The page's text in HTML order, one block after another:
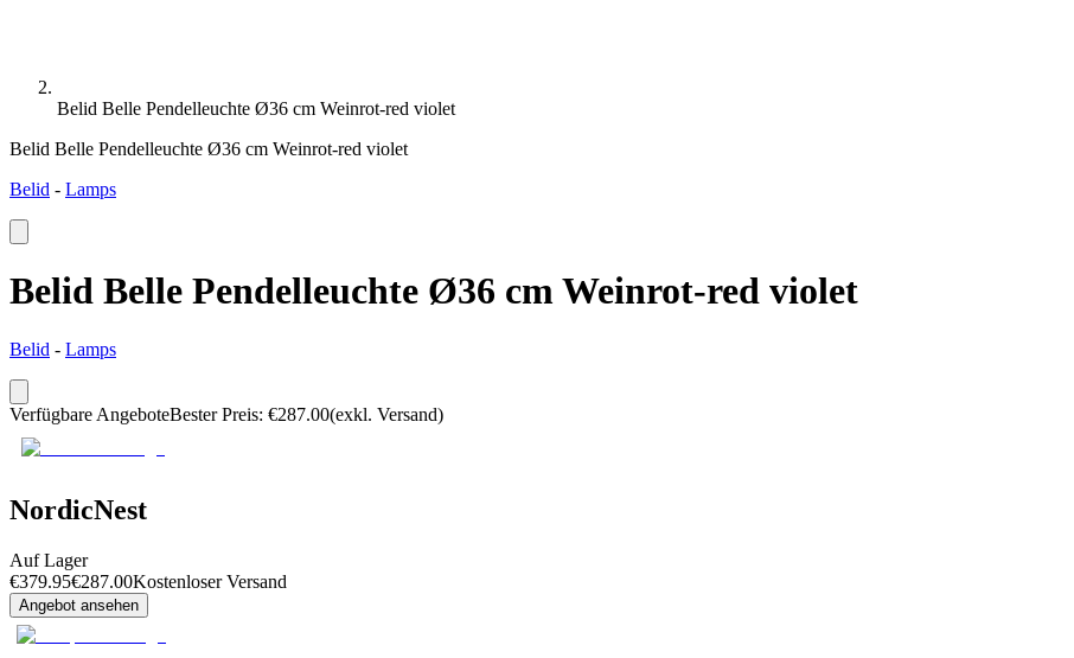
Belid Belle Pendelleuchte Ø36 cm Weinrot-red violet
Belid Belle Pendelleuchte Ø36 cm Weinrot-red violet
Belid - Lamps
Belid Belle Pendelleuchte Ø36 cm Weinrot-red violet
Belid - Lamps
Verfügbare AngeboteBester Preis: €287.00(exkl. Versand)
NordicNest
Auf Lager
€379.95€287.00Kostenloser Versand
Angebot ansehen